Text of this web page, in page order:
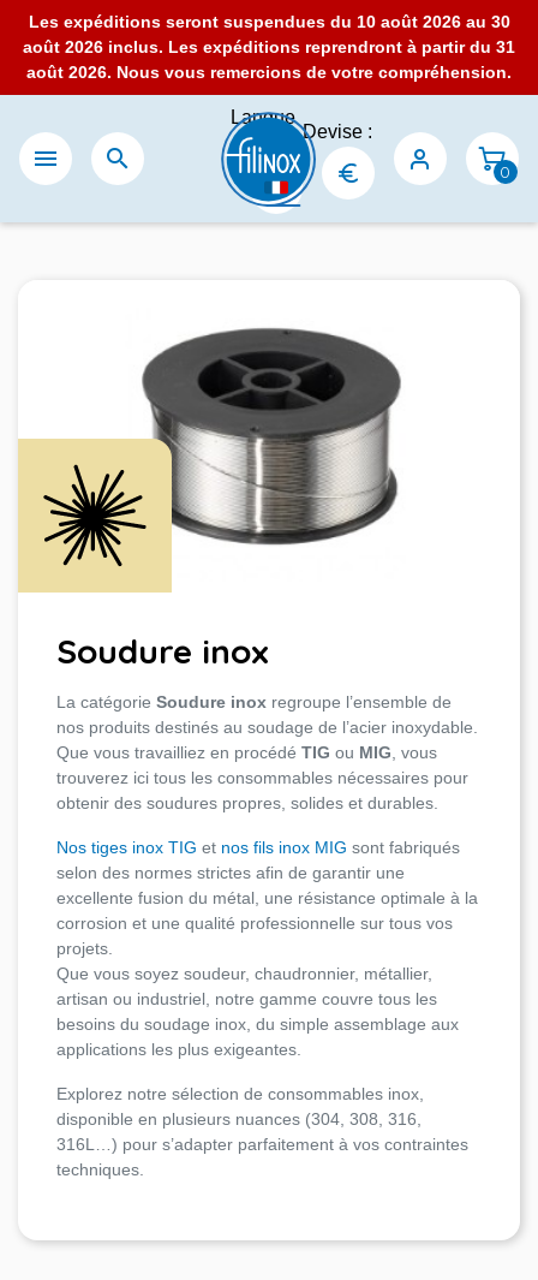
Les expéditions seront suspendues du 10 août 2026 au 30
août 2026 inclus. Les expéditions reprendront à partir du 31
août 2026. Nous vous remercions de votre compréhension.
 
Langue
:
Devise :
0
Soudure inox
La catégorie Soudure inox regroupe l’ensemble de
nos produits destinés au soudage de l’acier inoxydable.
Que vous travailliez en procédé TIG ou MIG , vous
trouverez ici tous les consommables nécessaires pour
obtenir des soudures propres, solides et durables.
Nos tiges inox TIG et nos fils inox MIG sont fabriqués
selon des normes strictes afin de garantir une
excellente fusion du métal, une résistance optimale à la
corrosion et une qualité professionnelle sur tous vos
projets.
Que vous soyez soudeur, chaudronnier, métallier,
artisan ou industriel, notre gamme couvre tous les
besoins du soudage inox, du simple assemblage aux
applications les plus exigeantes.
Explorez notre sélection de consommables inox,
disponible en plusieurs nuances (304, 308, 316,
316L…) pour s’adapter parfaitement à vos contraintes
techniques.